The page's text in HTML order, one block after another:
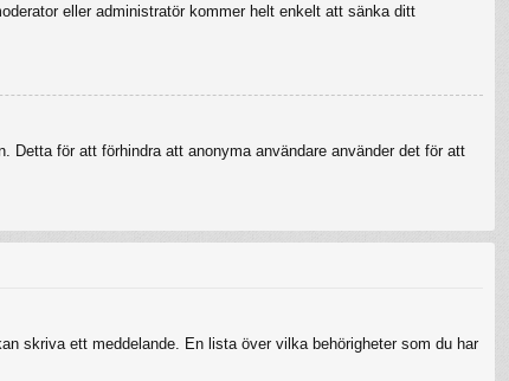
eller administratör kommer helt enkelt att sänka ditt
Detta för att förhindra att anonyma användare använder det för att
skriva ett meddelande. En lista över vilka behörigheter som du har